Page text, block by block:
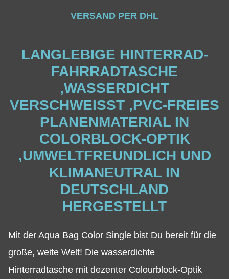
VERSAND PER DHL
LANGLEBIGE HINTERRAD-
FAHRRADTASCHE
,WASSERDICHT
VERSCHWEISST ,PVC-FREIES P
LANENMATERIAL IN C
OLORBLOCK-OPTIK ,
UMWELTFREUNDLICH UND K
LIMANEUTRAL IN D
EUTSCHLAND H
ERGESTELLT
Mit der Aqua Bag Color Single bist Du bereit für die
große, weite Welt! Die wasserdichte
Hinterradtasche mit dezenter Colourblock-Optik